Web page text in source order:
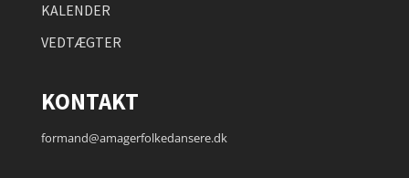
KALENDER
VEDTÆGTER
KONTAKT
formand@amagerfolkedansere.dk